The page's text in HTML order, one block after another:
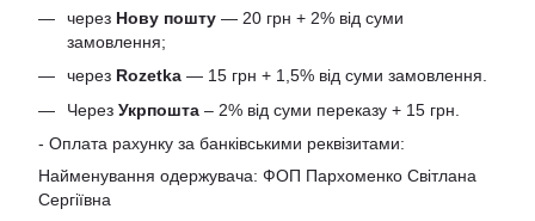
через Нову пошту — 20 грн + 2% від суми
замовлення;
через Rozetka — 15 грн + 1,5% від суми замовлення.
Через Укрпошта – 2% від суми переказу + 15 грн.
- Оплата рахунку за банківськими реквізитами:
Найменування одержувача: ФОП Пархоменко Світлана
Сергіївна